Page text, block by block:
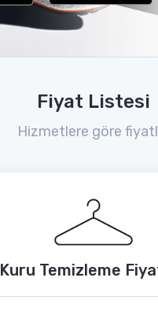
Fiyat Listesi
Hizmetlere göre
Kuru Temizleme